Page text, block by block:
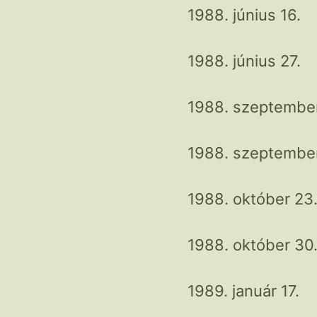
1988. június 16.
1988. június 27.
1988.
1988.
1988. október 23.
1988. október 30.
1989. január 17.